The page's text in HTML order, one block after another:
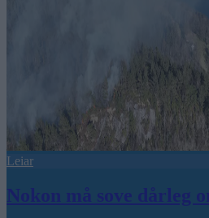
Leiar
Nokon må sove dårleg